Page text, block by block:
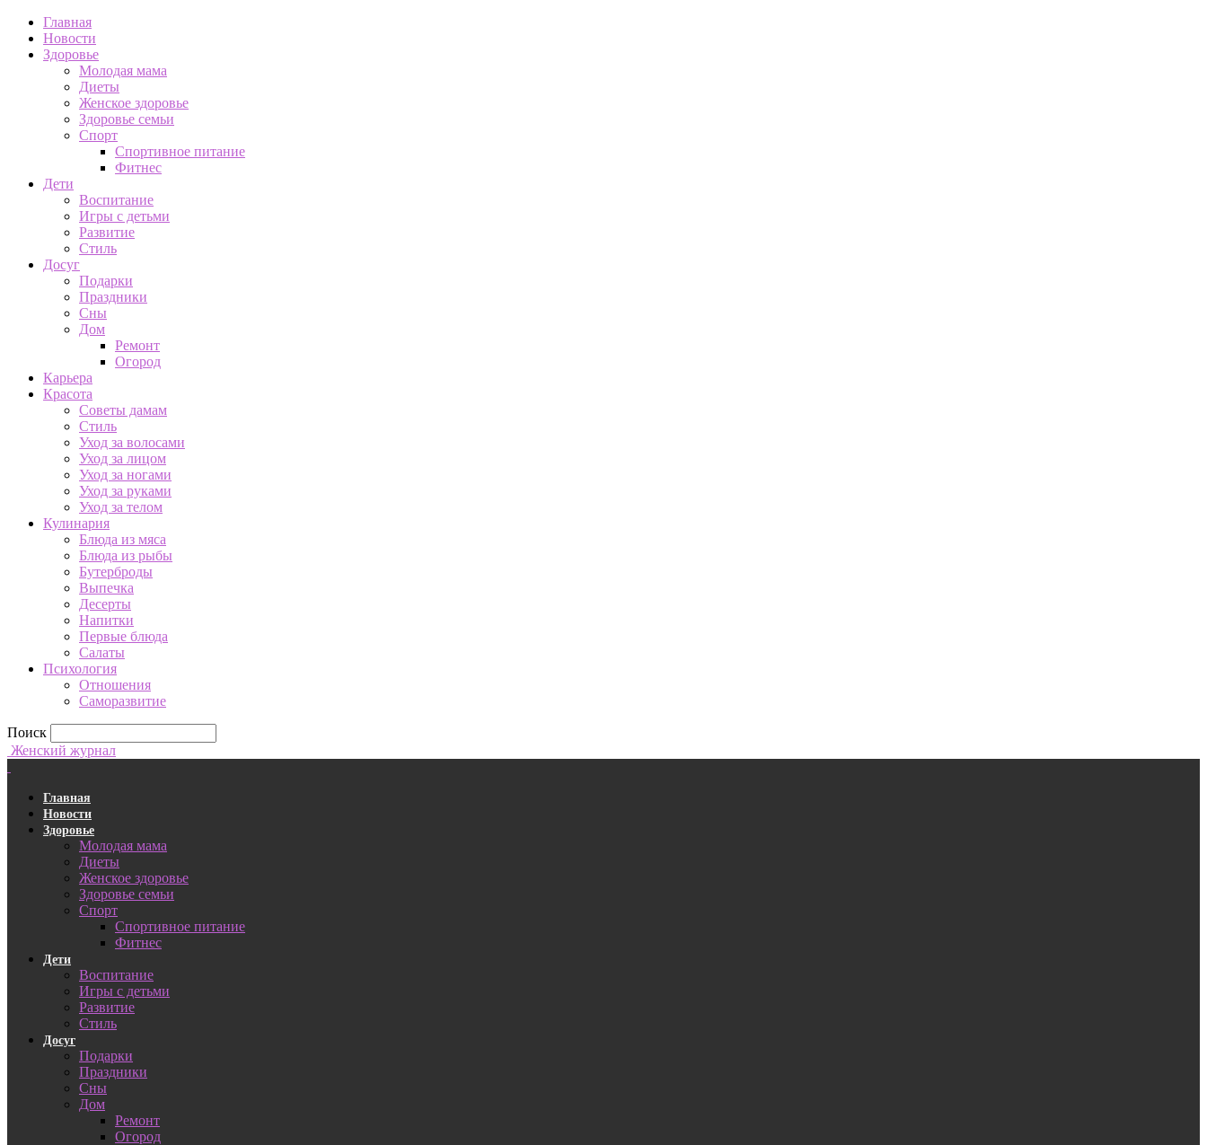
Главная
Новости
Здоровье
Молодая мама
Диеты
Женское здоровье
Здоровье семьи
Спорт
Спортивное питание
Фитнес
Дети
Воспитание
Игры с детьми
Развитие
Стиль
Досуг
Подарки
Праздники
Сны
Дом
Ремонт
Огород
Карьера
Красота
Советы дамам
Стиль
Уход за волосами
Уход за лицом
Уход за ногами
Уход за руками
Уход за телом
Кулинария
Блюда из мяса
Блюда из рыбы
Бутерброды
Выпечка
Десерты
Напитки
Первые блюда
Салаты
Психология
Отношения
Саморазвитие
Поиск
Женский журнал
Главная
Новости
Здоровье
Молодая мама
Диеты
Женское здоровье
Здоровье семьи
Спорт
Спортивное питание
Фитнес
Дети
Воспитание
Игры с детьми
Развитие
Стиль
Досуг
Подарки
Праздники
Сны
Дом
Ремонт
Огород